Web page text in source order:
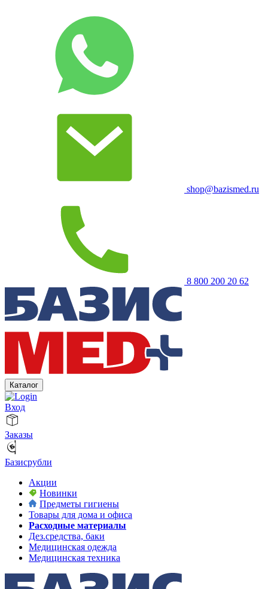
shop@bazismed.ru
8 800 200 20 62
Каталог
Вход
Заказы
Базисрубли
Акции
Новинки
Предметы гигиены
Товары для дома и офиса
Расходные материалы
Дез.средства, баки
Медицинская одежда
Медицинская техника